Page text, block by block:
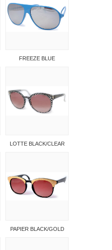
FREEZE BLUE
LOTTE BLACK/CLEAR
PAPIER BLACK/GOLD